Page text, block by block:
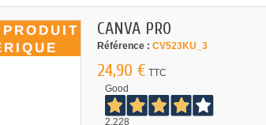
CANVA PRO
Référence : CV523KU_3
24,90 € TTC
Good
2.228